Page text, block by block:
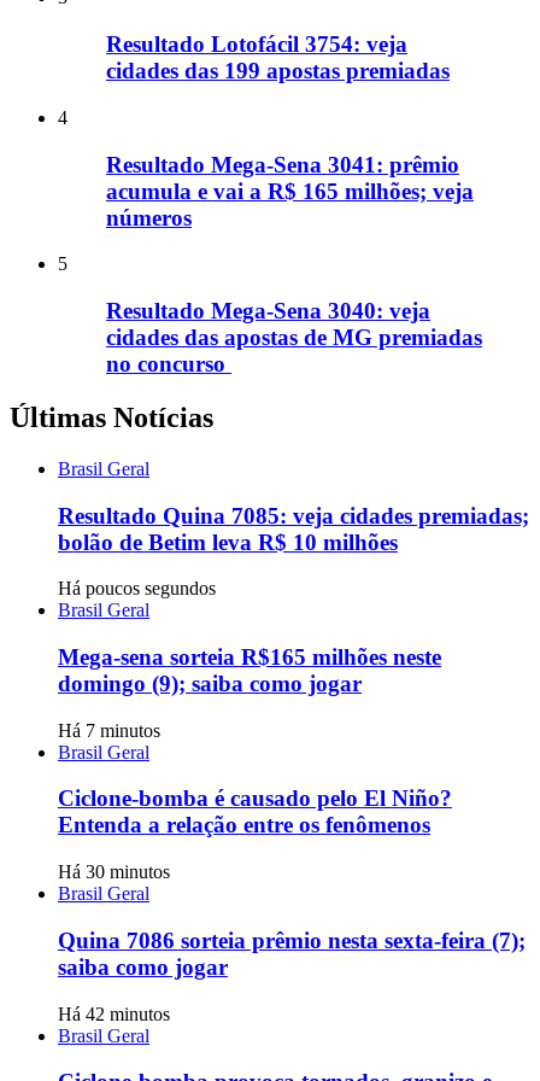
Resultado Lotofácil 3754: veja
cidades das 199 apostas premiadas
4
Resultado Mega-Sena 3041: prêmio
acumula e vai a R$ 165 milhões; veja
números
5
Resultado Mega-Sena 3040: veja
cidades das apostas de MG premiadas
no concurso
Últimas Notícias
Brasil Geral
Resultado Quina 7085: veja cidades premiadas;
bolão de Betim leva R$ 10 milhões
Há poucos segundos
Brasil Geral
Mega-sena sorteia R$165 milhões neste
domingo (9); saiba como jogar
Há 7 minutos
Brasil Geral
Ciclone-bomba é causado pelo El Niño?
Entenda a relação entre os fenômenos
Há 30 minutos
Brasil Geral
Quina 7086 sorteia prêmio nesta sexta-feira (7);
saiba como jogar
Há 42 minutos
Brasil Geral